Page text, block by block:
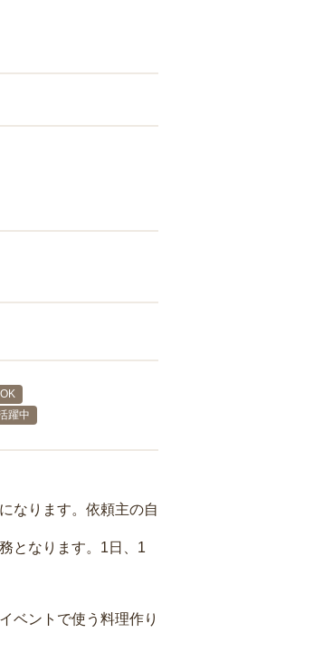
躍中
なります。依頼主の自
となります。1日、1
ベントで使う料理作り